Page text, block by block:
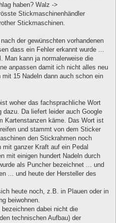
haben? Walz ->
Stickmaschinenhändler
Stickmaschinen.
der gewünschten vorhandenen
dass ein Fehler erkannt wurde ...
Man kann ja normalerweise die
anpassen damit ich nicht alles neu
15 Nadeln dann auch schon ein
woher das fachsprachliche Wort
Da liefert leider auch Google
Kartenstanzen käme. Das Wort ist
und stammt von dem Sticker
den Stickrahmen noch
mit ganzer Kraft auf ein Pedal
mit einigen hundert Nadeln durch
als Puncher bezeichnet ... und
... und heute der Hersteller des
heute noch, z.B. in Plauen oder in
beiwohnen.
dabei nicht die
technischen Aufbau) der